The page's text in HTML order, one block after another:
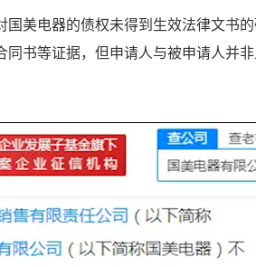
美电器的债权未得到生效法律文书
书等证据，但申请人与被申请人并